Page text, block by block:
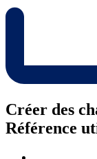
Créer des
Référence